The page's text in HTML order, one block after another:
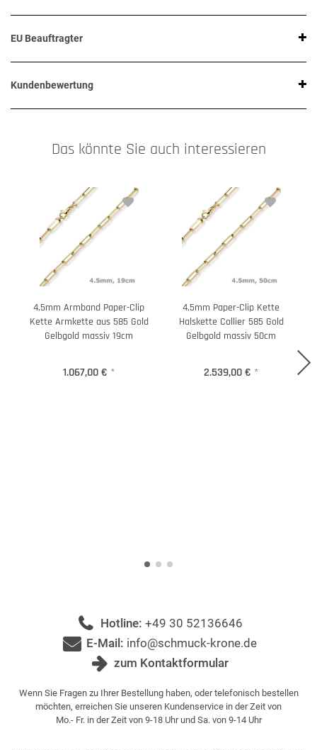
EU Beauftragter
Kundenbewertung
Das könnte Sie auch interessieren
4,5mm Armband Paper-Clip
Kette Armkette aus 585 Gold
Gelbgold massiv 19cm
1.067,00 € *
4,5mm Paper-Clip Kette
Halskette Collier 585 Gold
Gelbgold massiv 50cm
2.539,00 € *
Hotline: +49 30 52136646
E-Mail: info@schmuck-krone.de
zum Kontaktformular
Wenn Sie Fragen zu Ihrer Bestellung haben, oder telefonisch bestellen
möchten, erreichen Sie unseren Kundenservice in der Zeit von
Mo.- Fr. in der Zeit von 9-18 Uhr und Sa. von 9-14 Uhr